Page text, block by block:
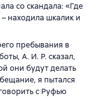
со скандала: «Где
находила шкалик и
пребывания в
А. И. Р. сказал,
они будут делать
я пытался
с Руфью